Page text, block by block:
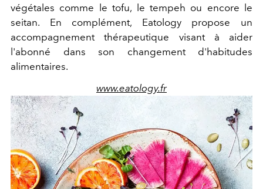
végétales comme le tofu, le tempeh ou encore le
seitan. En complément, Eatology propose un
accompagnement thérapeutique visant à aider
l'abonné dans son changement d'habitudes
alimentaires.
www.eatology.fr